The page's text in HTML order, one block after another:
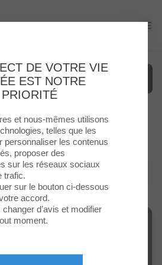
(15)
DE VOTRE VIE
EST NOTRE
PRIORITÉ
et nous-mêmes utilisons
telles que les
personnaliser les contenus
proposer des
sur les réseaux sociaux
trafic.
sur le bouton ci-dessous
accord.
d’avis et modifier
moment.